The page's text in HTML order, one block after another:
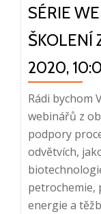
SÉRIE
ŠKOLENÍ
2020,
Rádi bychom
webinářů z
podpory
odvětvích,
petrochemie,
energie a